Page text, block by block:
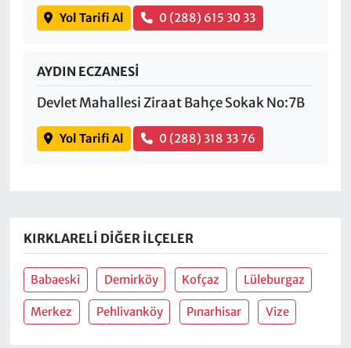
Yol Tarifi Al 0 (288) 615 30 33
AYDIN ECZANESİ
Devlet Mahallesi Ziraat Bahçe Sokak No:7B
Yol Tarifi Al 0 (288) 318 33 76
KIRKLARELI DIĞER İLÇELER
Babaeski Demirköy Kofçaz Lüleburgaz
Merkez Pehlivanköy Pınarhisar Vize